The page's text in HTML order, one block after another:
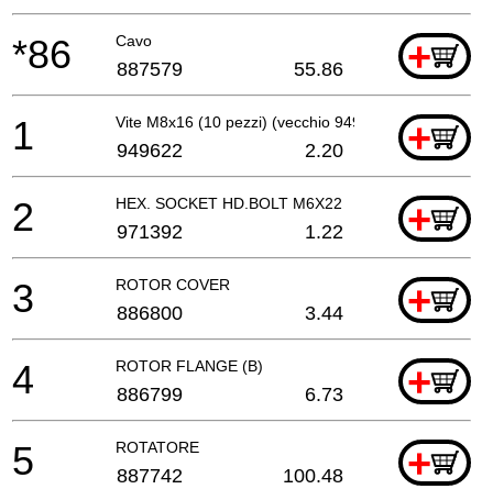
Cavo +
*86 887579 55.86
Vite M8x16 (10 pezzi) (vecchio 949622z) +
1 949622 2.20
HEX. SOCKET HD.BOLT M6X22 +
2 971392 1.22
ROTOR COVER +
3 886800 3.44
ROTOR FLANGE (B) +
4 886799 6.73
ROTATORE +
5 887742 100.48